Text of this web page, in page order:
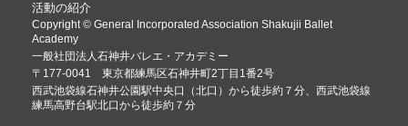
活動の紹介
Copyright © General Incorporated Association Shakujii Ballet
Academy
一般社団法人石神井バレエ・アカデミー
〒177-0041 東京都練馬区石神井町2丁目1番2号
西武池袋線石神井公園駅中央口（北口）から徒歩約７分、西武池袋線
練馬高野台駅北口から徒歩約７分